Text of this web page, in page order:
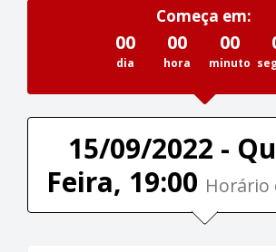
Começa em:
00
dia
00
hora
00
minuto
15/09/2022 -
Feira, 19:00 Horário